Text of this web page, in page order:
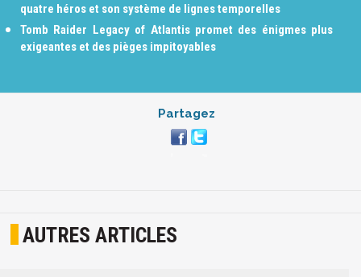
quatre héros et son système de lignes temporelles
Tomb Raider Legacy of Atlantis promet des énigmes plus
exigeantes et des pièges impitoyables
Partagez
AUTRES ARTICLES